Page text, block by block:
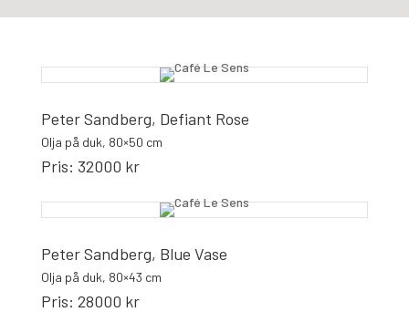
Peter Sandberg, Defiant Rose
Olja på duk, 80×50 cm
Pris: 32000 kr
Peter Sandberg, Blue Vase
Olja på duk, 80×43 cm
Pris: 28000 kr